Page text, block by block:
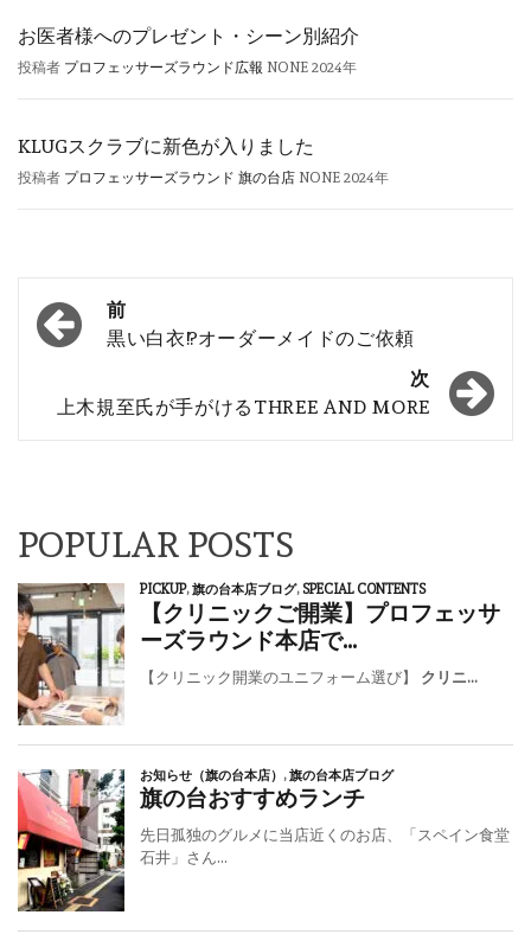
お医者様へのプレゼント・シーン別紹介
投稿者 プロフェッサーズラウンド広報 NONE 2024年
KLUGスクラブに新色が入りました
投稿者 プロフェッサーズラウンド 旗の台店 NONE 2024年
投
稿
ナ
ビ
シ
ョ
ン
前
黒い白衣!?オーダーメイドのご依頼
次
上木規至氏が手がけるTHREE AND MORE
POPULAR POSTS